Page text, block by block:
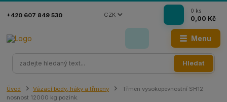
Menu
CZK
Hledat
+420 607 849 530
0 ks
0,00 Kč
Úvod Vázací body, háky a třmeny
Třmen vysokopevnostní SH12
nosnost 12000 kg pozink.